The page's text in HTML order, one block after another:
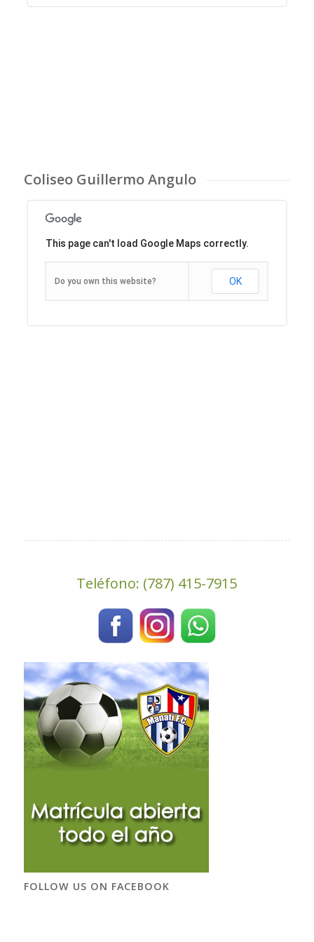
Coliseo Guillermo Angulo
This page can't load Google Maps correctly.
Do you own this website? OK
Teléfono: (787) 415-7915
FOLLOW US ON FACEBOOK